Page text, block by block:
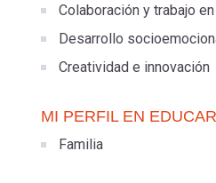
cuenta
Colaboración y trabajo
Desarrollo
Creatividad e innovación
MI PERFIL EN
Familia